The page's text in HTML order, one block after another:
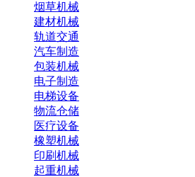
烟草机械
建材机械
轨道交通
汽车制造
包装机械
电子制造
电梯设备
物流仓储
医疗设备
橡塑机械
印刷机械
起重机械